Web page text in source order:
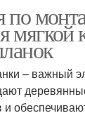
по
мягкой
– важный
и